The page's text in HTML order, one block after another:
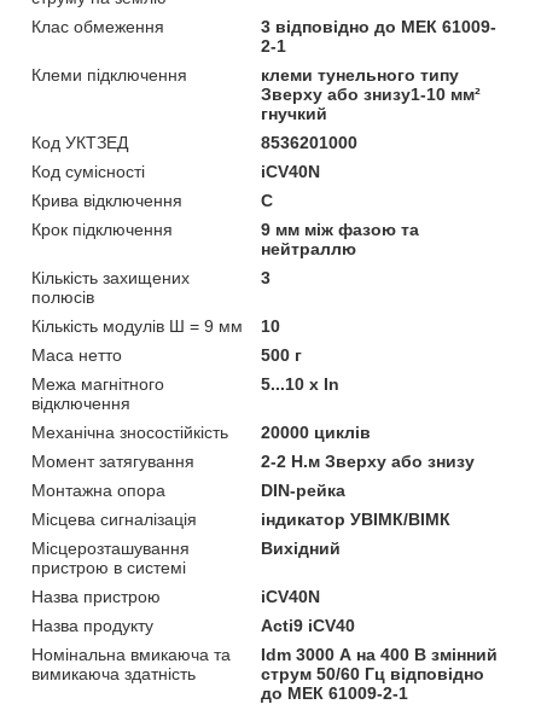
Клас обмеження
3 відповідно до МЕК 61009-
2-1
Клеми підключення
клеми тунельного типу
Зверху або знизу1-10 мм²
гнучкий
Код УКТЗЕД
8536201000
Код сумісності
iCV40N
Крива відключення
C
Крок підключення
9 мм між фазою та
нейтраллю
Кількість захищених
полюсів
3
Кількість модулів Ш = 9 мм
10
Маса нетто
500 г
Межа магнітного
відключення
5...10 x In
Механічна зносостійкість
20000 циклів
Момент затягування
2-2 Н.м Зверху або знизу
Монтажна опора
DIN-рейка
Місцева сигналізація
iндикатор УВІМК/ВІМК
Місцерозташування
пристрою в системі
Вихідний
Назва пристрою
iCV40N
Назва продукту
Acti9 iCV40
Номінальна вмикаюча та
вимикаюча здатність
Idm 3000 А на 400 В змінний
струм 50/60 Гц відповідно
до МЕК 61009-2-1